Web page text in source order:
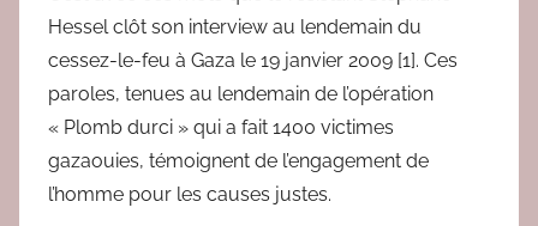
Hessel clôt son interview au lendemain du
cessez-le-feu à Gaza le 19 janvier 2009 [1]. Ces
paroles, tenues au lendemain de l’opération
« Plomb durci » qui a fait 1400 victimes
gazaouies, témoignent de l’engagement de
l’homme pour les causes justes.